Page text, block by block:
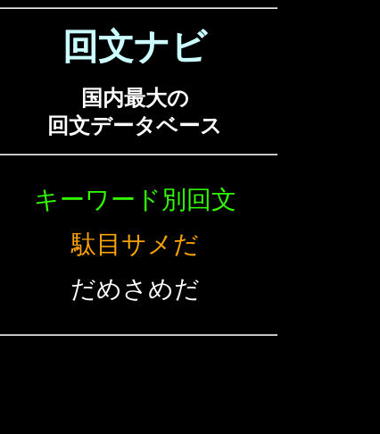
回文ナビ
国内最大の
回文データベース
キーワード別回文
駄目サメだ
だめさめだ